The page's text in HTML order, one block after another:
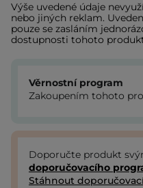
Výše uvedené údaje
nebo jiných reklam.
pouze se zasláním
dostupnosti tohoto
Věrnostní program
Zakoupením tohoto
Doporučte produkt
doporučovacího
Stáhnout